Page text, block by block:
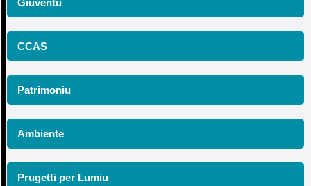
Giuventù
CCAS
Patrimoniu
Ambiente
Prugetti per Lumiu